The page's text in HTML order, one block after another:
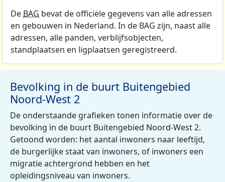
De BAG bevat de officiële gegevens van alle adressen
en gebouwen in Nederland. In de BAG zijn, naast alle
adressen, alle panden, verblijfsobjecten,
standplaatsen en ligplaatsen geregistreerd.
Bevolking in de buurt Buitengebied
Noord-West 2
De onderstaande grafieken tonen informatie over de
bevolking in de buurt Buitengebied Noord-West 2.
Getoond worden: het aantal inwoners naar leeftijd,
de burgerlijke staat van inwoners, of inwoners een
migratie achtergrond hebben en het
opleidingsniveau van inwoners.